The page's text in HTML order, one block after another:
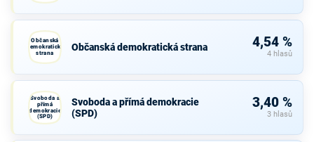
Občanská
demokratická
strana
Občanská demokratická strana 4,54 %
4 hlasů
Svoboda a
přímá
demokracie
(SPD)
Svoboda a přímá demokracie
(SPD)
3,40 %
3 hlasů